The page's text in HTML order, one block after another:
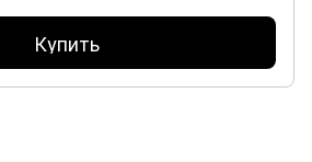
Купить